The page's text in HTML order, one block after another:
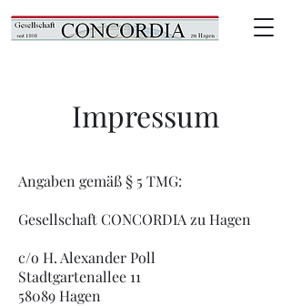
Impressum
Angaben gemäß § 5 TMG:
Gesellschaft CONCORDIA zu Hagen
c/o H. Alexander Poll
Stadtgartenallee 11
58089 Hagen